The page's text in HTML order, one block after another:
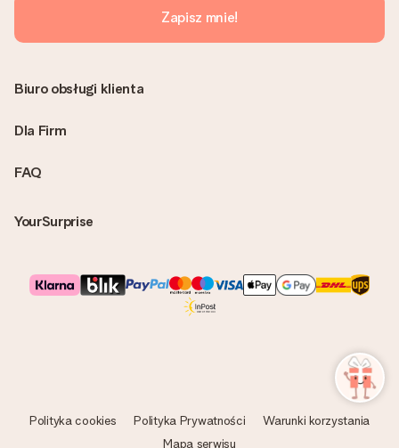
Zapisz mnie!
FAQ
YourSurprise
Biuro obsługi klienta
Dla Firm
Polityka cookies Polityka Prywatności
Warunki korzystania
Mapa serwisu